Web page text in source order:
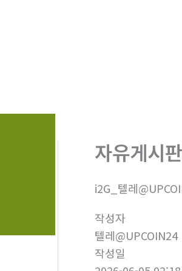
자유게시판
i2G_텔레
작성자
텔레@UPCOIN24
작성일